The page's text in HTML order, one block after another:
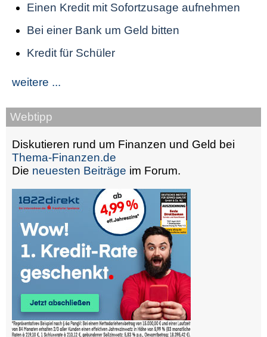
Einen Kredit mit Sofortzusage aufnehmen
Bei einer Bank um Geld bitten
Kredit für Schüler
weitere ...
Webtipp
Diskutieren rund um Finanzen und Geld bei
Thema-Finanzen.de
Die neuesten Beiträge im Forum.